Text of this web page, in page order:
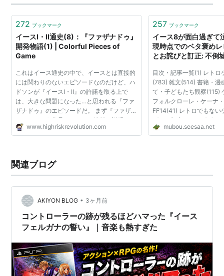
驚きと感動を、ぜひ一緒にお楽しみください。 ▶ 今週の
動画 【#1】ミ…
272 ブックマーク
イースⅠ・Ⅱ通史(8)：『ファザナドゥ』
開発物語(1) | Colorful Pieces of
Game
これはイース通史の中で、イースとは直接的
には関わりのないエピソードなのだけど、ハ
ドソンが『イースⅠ・Ⅱ』の許諾を取る上で
は、大きな問題になった…と思われる『ファ
ザナドゥ』のエピソードだ。 まず『ファザナ
ドゥ』という作品について、簡単に説明して
おきたい。 『ファザナドゥ』はファルコムの
www.highriskrevolution.com
257 ブックマーク
イース8が面白過ぎて
現時点でのベタ褒め
とお詫びと訂正: 不倒
目次・記事一覧(1) レトロ
(783) 雑文(514) 書籍・漫
て・子どもたち観察(115)
フォルクローレ・ケーナ
FF14(41) レトロでもな
ばっか(15) アナログゲー
(48) ネットの話やブログ
mubou.seesaa.net
関連ブログ
AKIYON BLOG • 3ヶ月前
コントローラーの跡が残るほどハマった『イース
フェルガナの誓い』｜音楽も熱すぎた